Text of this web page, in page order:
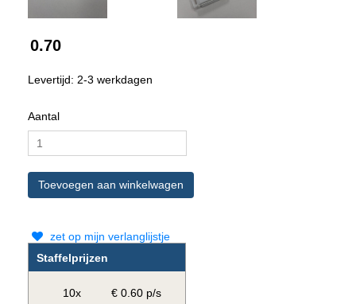
0.70
Levertijd: 2-3 werkdagen
Aantal
zet op mijn verlanglijstje
Staffelprijzen
10x € 0.60 p/s